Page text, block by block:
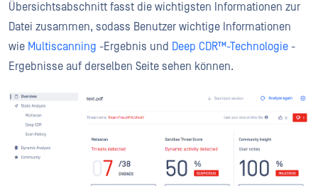
Übersichtsabschnitt fasst die wichtigsten Informationen zur
Datei zusammen, sodass Benutzer wichtige Informationen
wie Multiscanning -Ergebnis und Deep CDR™-Technologie -
Ergebnisse auf derselben Seite sehen können.